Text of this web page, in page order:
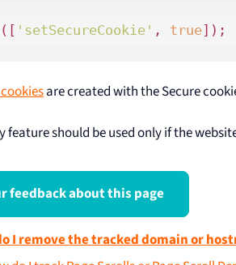
'setSecureCookie' , true
are created with the Secure
feature should be used only if the
feedback about this page
I remove the tracked domain or